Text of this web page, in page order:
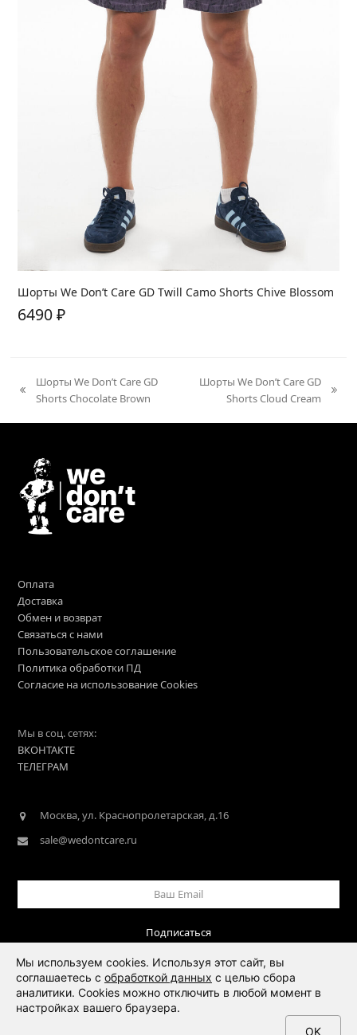
Шорты We Don’t Care GD Twill Camo Shorts Chive Blossom
6490₽
previous
Шорты We Don’t Care GD
Shorts Chocolate Brown
Шорты We Don’t Care GD
Shorts Cloud Cream
Оплата
Доставка
Обмен и возврат
Связаться с нами
Пользовательское соглашение
Политика обработки ПД
Согласие на использование Cookies
Мы в соц. сетях:
ВКОНТАКТЕ
ТЕЛЕГРАМ
Москва, ул. Краснопролетарская, д.16
sale@wedontcare.ru
Подписаться
Мы используем cookies. Используя этот сайт, вы
соглашаетесь с обработкой данных с целью сбора
аналитики. Cookies можно отключить в любой момент в
настройках вашего браузера.
OK